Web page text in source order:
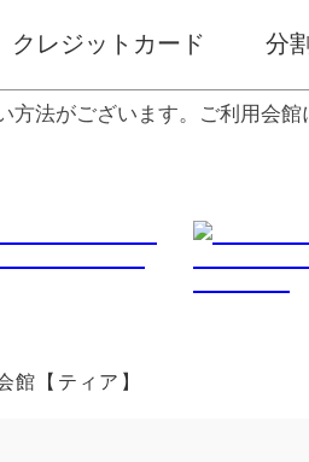
クレジットカード 分
⽅法がございます。ご利⽤会
館【ティア】